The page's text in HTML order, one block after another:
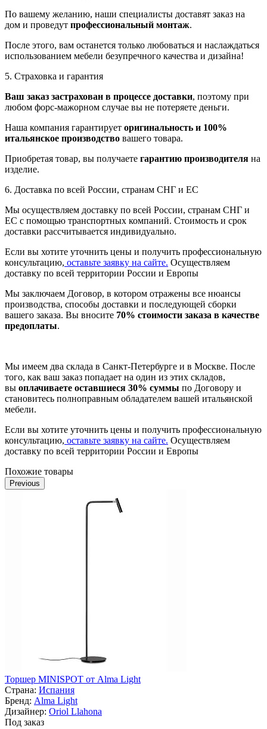
По вашему желанию, наши специалисты доставят заказ на
дом и проведут профессиональный монтаж.
После этого, вам останется только любоваться и наслаждаться
использованием мебели безупречного качества и дизайна!
5. Страховка и гарантия
Ваш заказ застрахован в процессе доставки, поэтому при
любом форс-мажорном случае вы не потеряете деньги.
Наша компания гарантирует оригинальность и 100%
итальянское производство вашего товара.
Приобретая товар, вы получаете гарантию производителя на
изделие.
6. Доставка по всей России, странам СНГ и ЕС
Мы осуществляем доставку по всей России, странам СНГ и
ЕС с помощью транспортных компаний. Стоимость и срок
доставки рассчитывается индивидуально.
Если вы хотите уточнить цены и получить профессиональную
консультацию, оставьте заявку на сайте. Осуществляем
доставку по всей территории России и Европы
Мы заключаем Договор, в котором отражены все нюансы
производства, способы доставки и последующей сборки
вашего заказа. Вы вносите 70% стоимости заказа в качестве
предоплаты.
Мы имеем два склада в Санкт-Петербурге и в Москве. После
того, как ваш заказ попадает на один из этих складов,
вы оплачиваете оставшиеся 30% суммы по Договору и
становитесь полноправным обладателем вашей итальянской
мебели.
Если вы хотите уточнить цены и получить профессиональную
консультацию, оставьте заявку на сайте. Осуществляем
доставку по всей территории России и Европы
Похожие товары
Previous
Торшер MINISPOT от Alma Light
Страна: Испания
Бренд: Alma Light
Дизайнер: Oriol Llahona
Под заказ